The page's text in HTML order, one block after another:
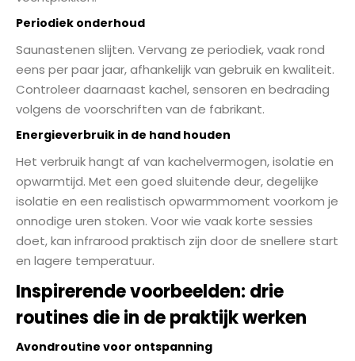
Periodiek onderhoud
Saunastenen slijten. Vervang ze periodiek, vaak rond
eens per paar jaar, afhankelijk van gebruik en kwaliteit.
Controleer daarnaast kachel, sensoren en bedrading
volgens de voorschriften van de fabrikant.
Energieverbruik in de hand houden
Het verbruik hangt af van kachelvermogen, isolatie en
opwarmtijd. Met een goed sluitende deur, degelijke
isolatie en een realistisch opwarmmoment voorkom je
onnodige uren stoken. Voor wie vaak korte sessies
doet, kan infrarood praktisch zijn door de snellere start
en lagere temperatuur.
Inspirerende voorbeelden: drie
routines die in de praktijk werken
Avondroutine voor ontspanning